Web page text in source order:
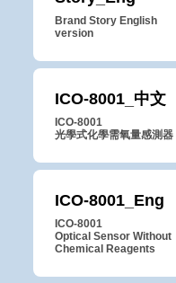
Brand Story English
version
ICO-8001_中文
ICO-8001
光學式化學需氧量感測器
ICO-8001_Eng
ICO-8001
Optical Sensor Without
Chemical Reagents